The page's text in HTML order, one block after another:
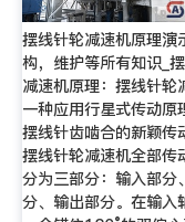
摆线针轮减速机原理演
构，维护等所有知识_
减速机原理：摆线针轮
一种应用行星式传动原
摆线针齿啮合的新颖传
摆线针轮减速机全部传
分为三部分：输入部分
分、输出部分。在输入